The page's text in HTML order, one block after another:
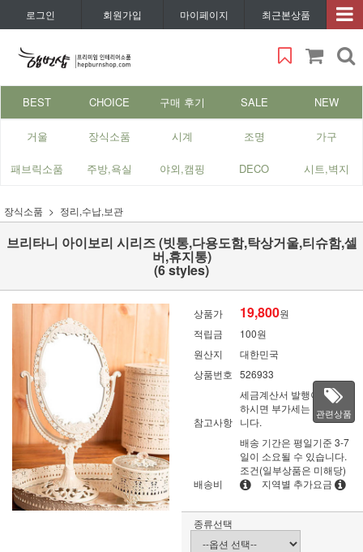
로그인 회원가입 마이페이지 최근본상품
BEST CHOICE 구매 후기 SALE NEW
거울 장식소품 시계 조명 가구
패브릭소품 주방,욕실 야외,캠핑 DECO 시트,벽지
장식소품 정리,수납,보관
브리타니 아이보리 시리즈 (빗통,다용도함,탁상거울,티슈함,셀
버,휴지통)
(6 styles)
상품가 19,800원
적립금
100원
원산지
대한민국
상품번호 526933
참고사항
세금계산서 발행이 필요
하시면 부가세는 별도입
니다.
배송비
배송 기간은 평일기준 3-7
일이 소요될 수 있습니다.
조건(일부상품은 미해당)
지역별 추가요금
관련상품
종류선택